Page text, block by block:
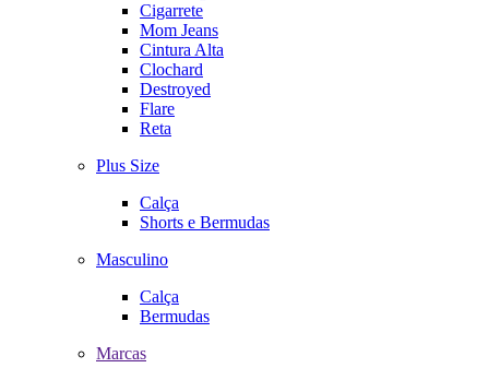
Cigarrete
Mom Jeans
Cintura Alta
Clochard
Destroyed
Flare
Reta
Plus Size
Calça
Shorts e Bermudas
Masculino
Calça
Bermudas
Marcas